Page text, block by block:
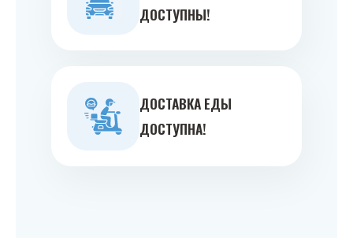
ДОСТУПНЫ!
ДОСТАВКА ЕДЫ
ДОСТУПНА!